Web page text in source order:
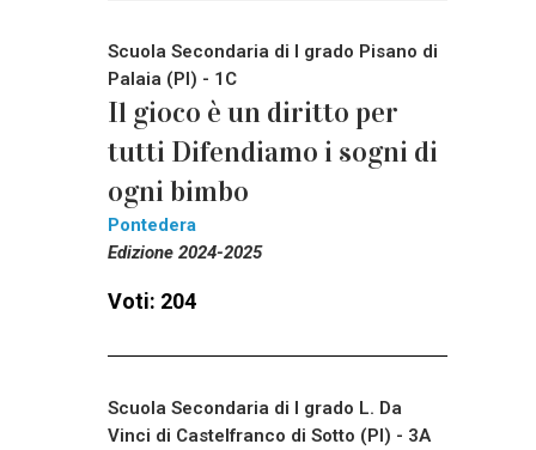
Scuola Secondaria di I grado Pisano di
Palaia (PI) - 1C
Il gioco è un diritto per
tutti Difendiamo i sogni di
ogni bimbo
Pontedera
Edizione 2024-2025
Voti: 204
Scuola Secondaria di I grado L. Da
Vinci di Castelfranco di Sotto (PI) - 3A